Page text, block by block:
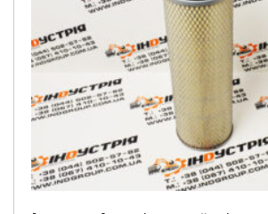
Ім'я*
Телефон
Email